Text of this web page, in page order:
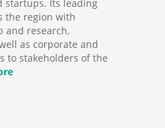
startups. Its leading
the region with
and research,
as corporate and
to stakeholders of the